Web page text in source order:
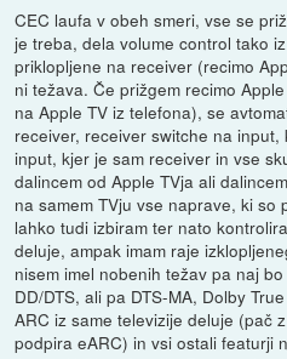
CEC laufa v obeh smeri, vse se
je treba, dela volume control tako
priklopljene na receiver (recimo
ni težava. Če prižgem recimo
na Apple TV iz telefona), se
receiver, receiver switche na input,
input, kjer je sam receiver in vse
dalincem od Apple TVja ali
na samem TVju vse naprave, ki so
lahko tudi izbiram ter nato
deluje, ampak imam raje
nisem imel nobenih težav pa naj
DD/DTS, ali pa DTS-MA, Dolby
ARC iz same televizije deluje (pač
podpira eARC) in vsi ostali featurji